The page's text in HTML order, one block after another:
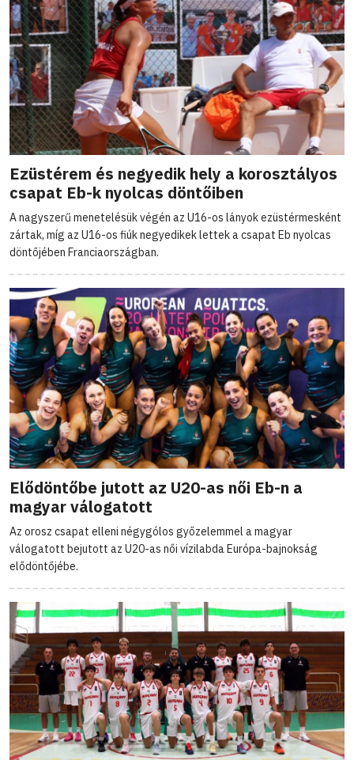
Ezüstérem és negyedik hely a korosztályos
csapat Eb-k nyolcas döntőiben
A nagyszerű menetelésük végén az U16-os lányok ezüstérmesként
zártak, míg az U16-os fiúk negyedikek lettek a csapat Eb nyolcas
döntőjében Franciaországban.
Elődöntőbe jutott az U20-as női Eb-n a
magyar válogatott
Az orosz csapat elleni négygólos győzelemmel a magyar
válogatott bejutott az U20-as női vízilabda Európa-bajnokság
elődöntőjébe.